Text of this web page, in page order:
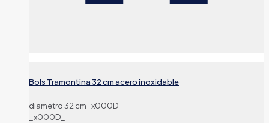
Bols Tramontina 32 cm acero inoxidable
diametro 32 cm_x000D_
_x000D_